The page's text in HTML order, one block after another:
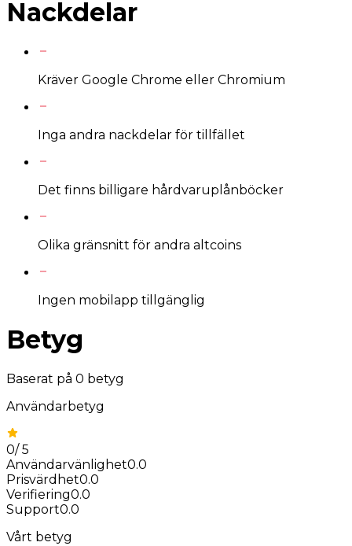
Nackdelar
Kräver Google Chrome eller Chromium
Inga andra nackdelar för tillfället
Det finns billigare hårdvaruplånböcker
Olika gränsnitt för andra altcoins
Ingen mobilapp tillgänglig
Betyg
Baserat på 0 betyg
Användarbetyg
0/5
Användarvänlighet0.0
Prisvärdhet0.0
Verifiering0.0
Support0.0
Vårt betyg